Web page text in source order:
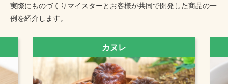
実際にものづくりマイスターとお客様が共同で開発した商品の一
例を紹介します。
カヌレ